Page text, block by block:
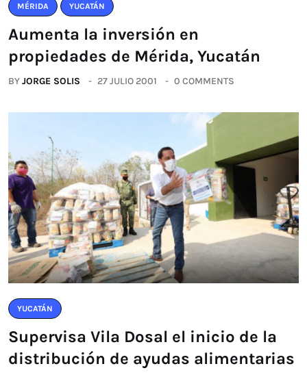
MÉRIDA YUCATÁN
Aumenta la inversión en
propiedades de Mérida, Yucatán
BYJORGE SOLIS 27 JULIO 2001 0 COMMENTS
YUCATÁN
Supervisa Vila Dosal el inicio de la
distribución de ayudas alimentarias